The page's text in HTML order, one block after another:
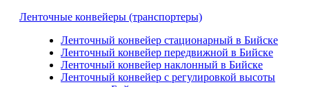
Ленточные конвейеры (транспортеры)
Ленточный конвейер стационарный в Бийске
Ленточный конвейер передвижной в Бийске
Ленточный конвейер наклонный в Бийске
Ленточный конвейер с регулировкой высоты